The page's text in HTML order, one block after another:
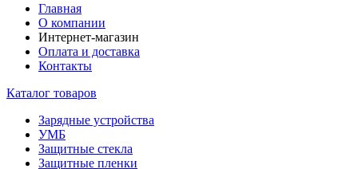
Главная
О компании
Интернет-магазин
Оплата и доставка
Контакты
Каталог товаров
Зарядные устройства
УМБ
Защитные стекла
Защитные пленки